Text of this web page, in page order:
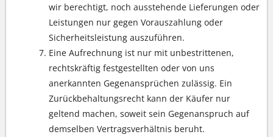
wir berechtigt, noch ausstehende Lieferungen oder
Leistungen nur gegen Vorauszahlung oder
Sicherheitsleistung auszuführen.
Eine Aufrechnung ist nur mit unbestrittenen,
rechtskräftig festgestellten oder von uns
anerkannten Gegenansprüchen zulässig. Ein
Zurückbehaltungsrecht kann der Käufer nur
geltend machen, soweit sein Gegenanspruch auf
demselben Vertragsverhältnis beruht.